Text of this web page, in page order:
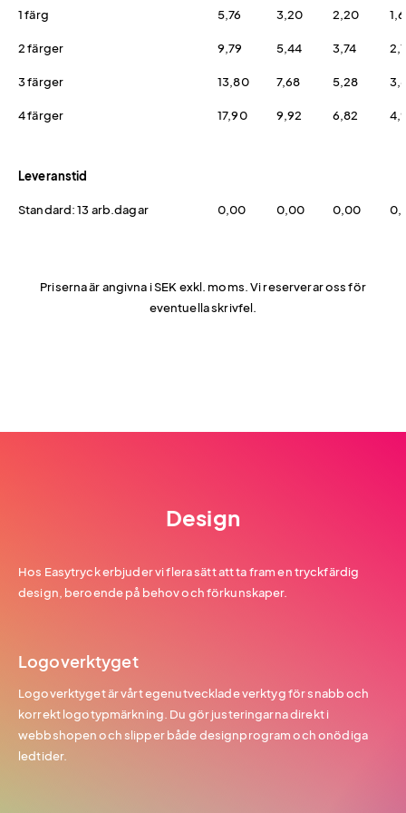
1 färg 5,76 3,20 2,20
2 färger 9,79 5,44 3,74
3 färger 13,80 7,68 5,28
4 färger 17,90 9,92 6,82
Leveranstid
Standard: 13 arb.dagar 0,00 0,00 0,00
Priserna är angivna i SEK exkl. moms. Vi reserverar oss för
eventuella skrivfel.
Design
Hos Easytryck erbjuder vi flera sätt att ta fram en tryckfärdig
design, beroende på behov och förkunskaper.
Logoverktyget
Logoverktyget är vårt egenutvecklade verktyg för snabb och
korrekt logotypmärkning. Du gör justeringarna direkt i
webbshopen och slipper både designprogram och onödiga
ledtider.